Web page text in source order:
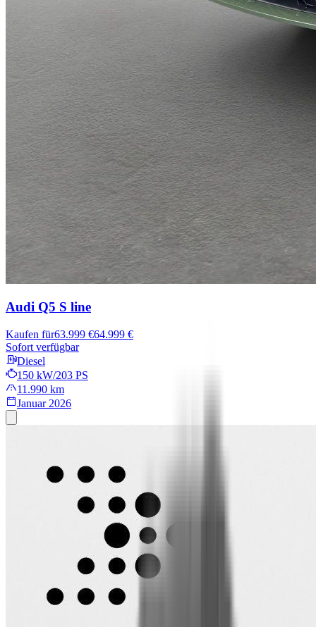
Audi Q5 S line
Kaufen für63.999 €64.999 €
Sofort verfügbar
Diesel
150 kW/203 PS
11.990 km
Januar 2026